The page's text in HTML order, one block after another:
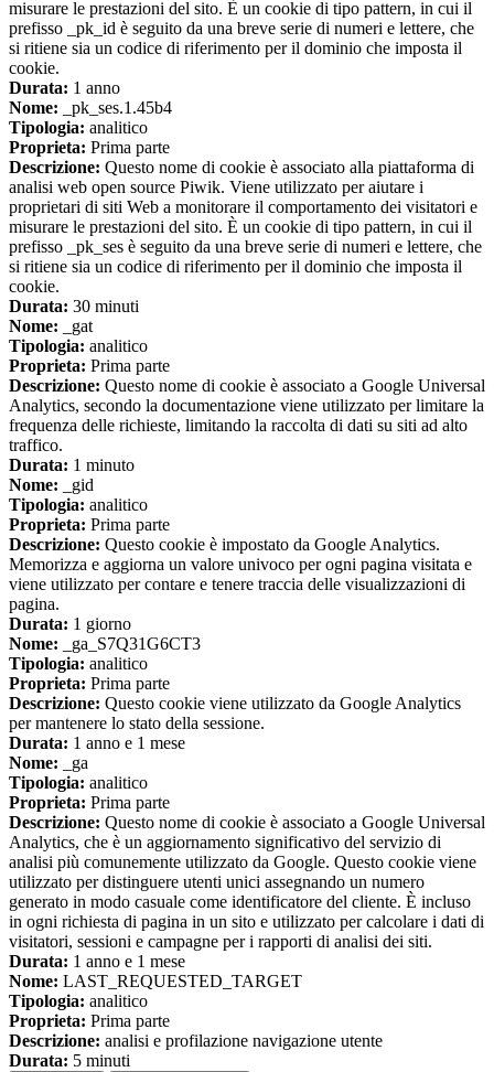
misurare le prestazioni del sito. È un cookie di tipo pattern, in cui il
prefisso _pk_id è seguito da una breve serie di numeri e lettere, che
si ritiene sia un codice di riferimento per il dominio che imposta il
cookie.
Durata: 1 anno
Nome: _pk_ses.1.45b4
Tipologia: analitico
Proprieta: Prima parte
Descrizione: Questo nome di cookie è associato alla piattaforma di
analisi web open source Piwik. Viene utilizzato per aiutare i
proprietari di siti Web a monitorare il comportamento dei visitatori e
misurare le prestazioni del sito. È un cookie di tipo pattern, in cui il
prefisso _pk_ses è seguito da una breve serie di numeri e lettere, che
si ritiene sia un codice di riferimento per il dominio che imposta il
cookie.
Durata: 30 minuti
Nome: _gat
Tipologia: analitico
Proprieta: Prima parte
Descrizione: Questo nome di cookie è associato a Google Universal
Analytics, secondo la documentazione viene utilizzato per limitare la
frequenza delle richieste, limitando la raccolta di dati su siti ad alto
traffico.
Durata: 1 minuto
Nome: _gid
Tipologia: analitico
Proprieta: Prima parte
Descrizione: Questo cookie è impostato da Google Analytics.
Memorizza e aggiorna un valore univoco per ogni pagina visitata e
viene utilizzato per contare e tenere traccia delle visualizzazioni di
pagina.
Durata: 1 giorno
Nome: _ga_S7Q31G6CT3
Tipologia: analitico
Proprieta: Prima parte
Descrizione: Questo cookie viene utilizzato da Google Analytics
per mantenere lo stato della sessione.
Durata: 1 anno e 1 mese
Nome: _ga
Tipologia: analitico
Proprieta: Prima parte
Descrizione: Questo nome di cookie è associato a Google Universal
Analytics, che è un aggiornamento significativo del servizio di
analisi più comunemente utilizzato da Google. Questo cookie viene
utilizzato per distinguere utenti unici assegnando un numero
generato in modo casuale come identificatore del cliente. È incluso
in ogni richiesta di pagina in un sito e utilizzato per calcolare i dati di
visitatori, sessioni e campagne per i rapporti di analisi dei siti.
Durata: 1 anno e 1 mese
Nome: LAST_REQUESTED_TARGET
Tipologia: analitico
Proprieta: Prima parte
Descrizione: analisi e profilazione navigazione utente
Durata: 5 minuti